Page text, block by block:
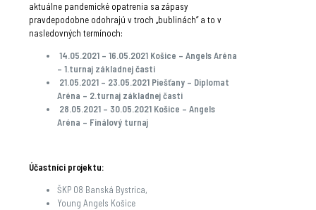
aktuálne pandemické opatrenia sa zápasy
pravdepodobne odohrajú v troch „bublinách“ a to v
nasledovných termínoch:
14.05.2021 – 16.05.2021 Košice – Angels Aréna
– 1.turnaj základnej časti
21.05.2021 – 23.05.2021 Pi­ešťany – Diplomat
Aréna – 2.turnaj základnej časti
28.05.2021 – 30.05.2021 Košice – Angels
Aréna – Finálový turnaj
Účastníci projektu:
ŠKP 08 Banská Bystrica,
Young Angels Košice